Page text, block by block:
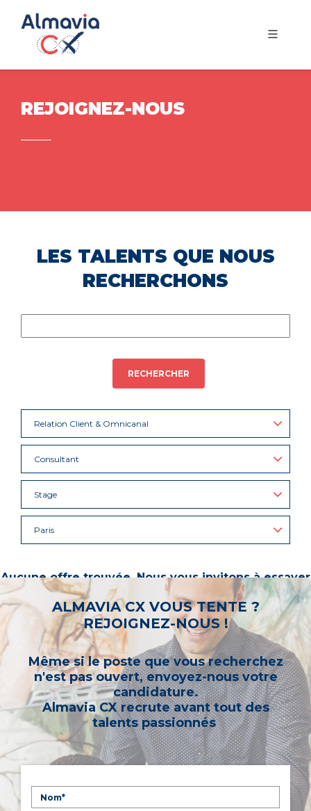
REJOIGNEZ-NOUS
LES TALENTS QUE NOUS
RECHERCHONS
RECHERCHER
Relation Client & Omnicanal
Consultant
Stage
Paris
Aucune offre trouvée. Nous vous invitons à essayer
d’autres mots-clés ou à sélectionner un « métier ».
ALMAVIA CX VOUS TENTE ?
REJOIGNEZ-NOUS !
Même si le poste que vous recherchez
n'est pas ouvert, envoyez-nous votre
candidature.
Almavia CX recrute avant tout des
talents passionnés